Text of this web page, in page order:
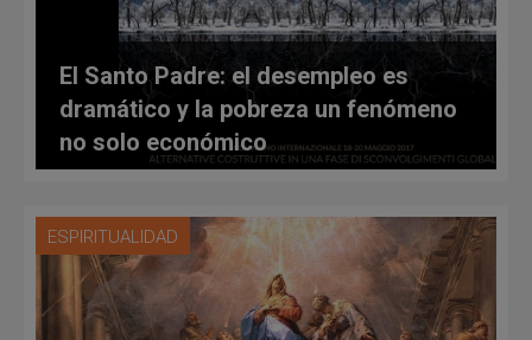
El Santo Padre: el desempleo es
dramático y la pobreza un fenómeno
no solo económico
ESPIRITUALIDAD